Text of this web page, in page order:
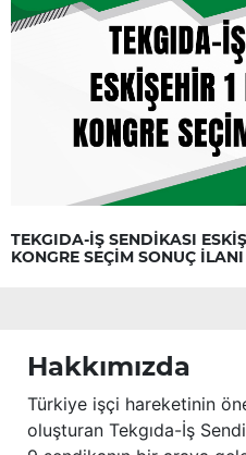
TEKGIDA-İŞ SENDİKASI
KONGRE SEÇİM SONUÇ İLANI
Hakkımızda
Türkiye işçi hareketinin
oluşturan Tekgıda-İş